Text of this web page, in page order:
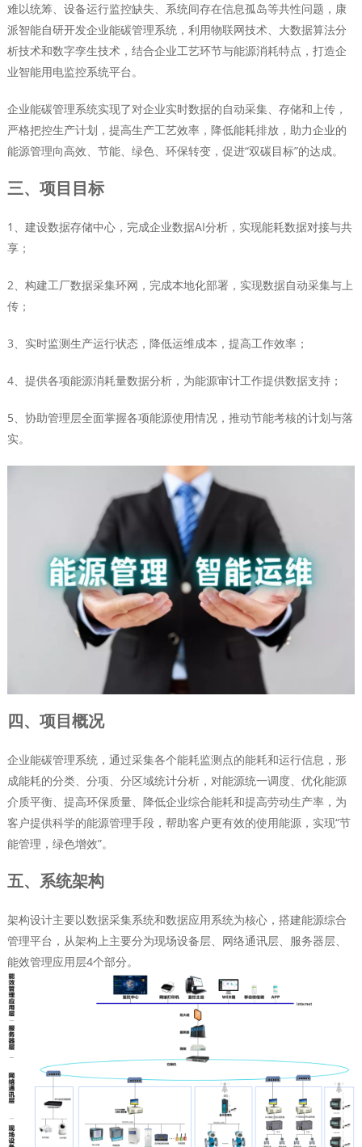
难以统筹、设备运行监控缺失、系统间存在信息孤岛等共性问题，康
派智能自研开发企业能碳管理系统，利用物联网技术、大数据算法分
析技术和数字孪生技术，结合企业工艺环节与能源消耗特点，打造企
业智能用电监控系统平台。
企业能碳管理系统实现了对企业实时数据的自动采集、存储和上传，
严格把控生产计划，提高生产工艺效率，降低能耗排放，助力企业的
能源管理向高效、节能、绿色、环保转变，促进“双碳目标”的达成。
三、项目目标
1、建设数据存储中心，完成企业数据AI分析，实现能耗数据对接与共
享；
2、构建工厂数据采集环网，完成本地化部署，实现数据自动采集与上
传；
3、实时监测生产运行状态，降低运维成本，提高工作效率；
4、提供各项能源消耗量数据分析，为能源审计工作提供数据支持；
5、协助管理层全面掌握各项能源使用情况，推动节能考核的计划与落
实。
四、项目概况
企业能碳管理系统，通过采集各个能耗监测点的能耗和运行信息，形
成能耗的分类、分项、分区域统计分析，对能源统一调度、优化能源
介质平衡、提高环保质量、降低企业综合能耗和提高劳动生产率，为
客户提供科学的能源管理手段，帮助客户更有效的使用能源，实现“节
能管理，绿色增效”。
五、系统架构
架构设计主要以数据采集系统和数据应用系统为核心，搭建能源综合
管理平台，从架构上主要分为现场设备层、网络通讯层、服务器层、
能效管理应用层4个部分。